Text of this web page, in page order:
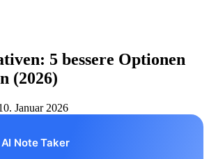
5 bessere Optionen
(2026)
Januar 2026
Note Taker